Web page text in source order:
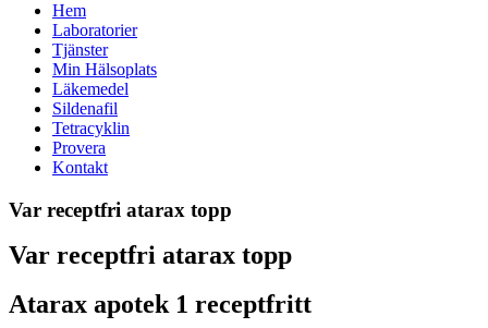
Hem
Laboratorier
Tjänster
Min Hälsoplats
Läkemedel
Sildenafil
Tetracyklin
Provera
Kontakt
Var receptfri atarax topp
Var receptfri atarax topp
Atarax apotek 1 receptfritt